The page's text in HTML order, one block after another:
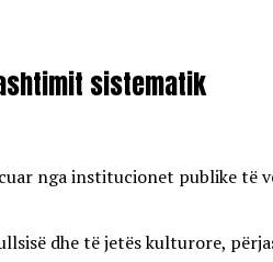
sistematik
nga institucionet publike
dhe të jetës kulturore,